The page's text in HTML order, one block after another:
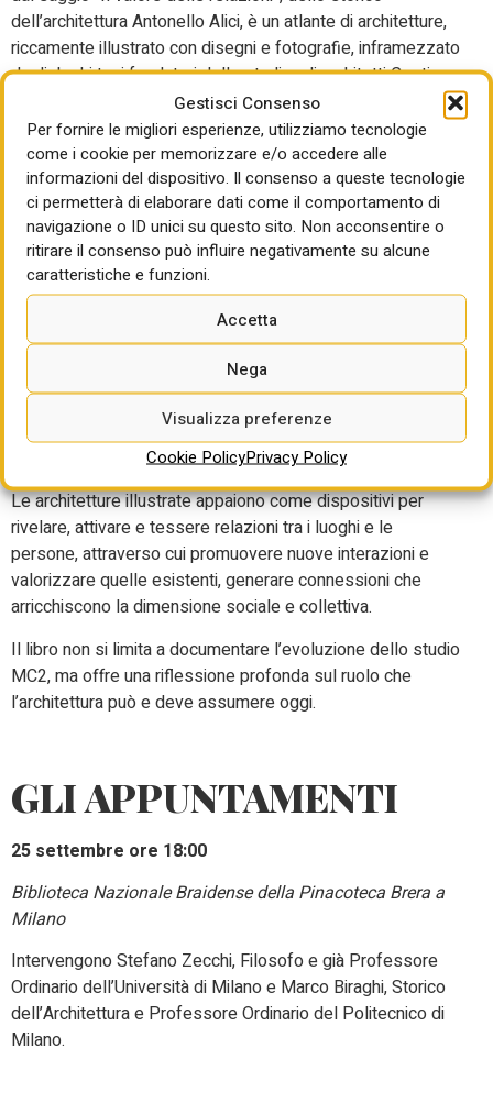
Gestisci Consenso
Per fornire le migliori esperienze, utilizziamo tecnologie
come i cookie per memorizzare e/o accedere alle
informazioni del dispositivo. Il consenso a queste tecnologie
ci permetterà di elaborare dati come il comportamento di
navigazione o ID unici su questo sito. Non acconsentire o
ritirare il consenso può influire negativamente su alcune
caratteristiche e funzioni.
Accetta
Nega
Visualizza preferenze
Cookie PolicyPrivacy Policy
dell’architettura Antonello Alici, è un atlante di architetture,
riccamente illustrato con disegni e fotografie, inframezzato
da dialoghi tra i fondatori dello studio, gli architetti Costi e
Melli, con personalità di spicco, quali l’architetto e
professore in progettazione architettonica e urbana
Francesco Collotti, l’architetto e professore di Storia
dell’Architettura Giovanni Leoni, l’imprenditrice e
committente Daniela Bianchi, la consigliera delegata di
AIDAF e direttrice diRegenerative Society Foundation
Giovanna Gregori, il professore di filosofia, critico d’arte e
curatore di mostre a livello internazionale Didi Bozzini.
Un racconto che procede su binari paralleli e che da un lato
propone la sequenza di progetti elaborati nell’esperienza
ventennale di MC2AA, dall’altra attraverso i dialoghi,
propone una riflessione sui temi chiave cari allo studio,
quali il tema del museo, della città, della casa, della
rigenerazione e dell’arte.
Le architetture illustrate appaiono come dispositivi per
rivelare, attivare e tessere relazioni tra i luoghi e le
persone, attraverso cui promuovere nuove interazioni e
valorizzare quelle esistenti, generare connessioni che
arricchiscono la dimensione sociale e collettiva.
Il libro non si limita a documentare l’evoluzione dello studio
MC2, ma offre una riflessione profonda sul ruolo che
l’architettura può e deve assumere oggi.
GLI APPUNTAMENTI
25 settembre ore 18:00
Biblioteca Nazionale Braidense della Pinacoteca Brera a
Milano
Intervengono Stefano Zecchi, Filosofo e già Professore
Ordinario dell’Università di Milano e Marco Biraghi, Storico
dell’Architettura e Professore Ordinario del Politecnico di
Milano.